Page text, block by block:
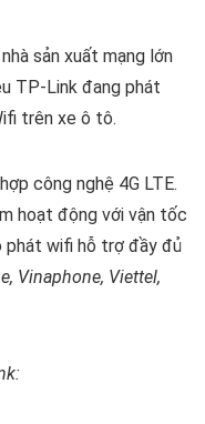
sản xuất mạng lớn
TP-Link đang phát
trên xe ô tô.
công nghệ 4G LTE.
hoạt động với vận tốc
phát wifi hỗ trợ đầy đủ
Vinaphone, Viettel,